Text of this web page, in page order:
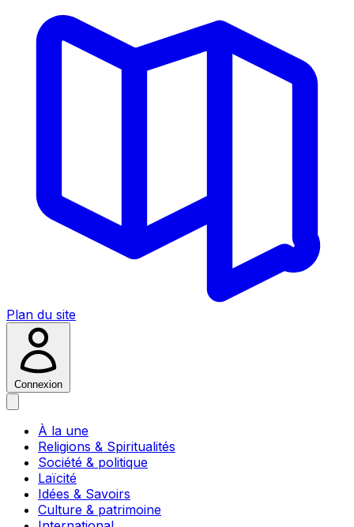
Plan du site
Connexion
À la une
Religions & Spiritualités
Société & politique
Laïcité
Idées & Savoirs
Culture & patrimoine